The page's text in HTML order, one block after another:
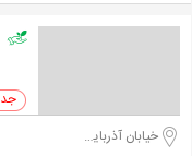
خیابان آذربایجان